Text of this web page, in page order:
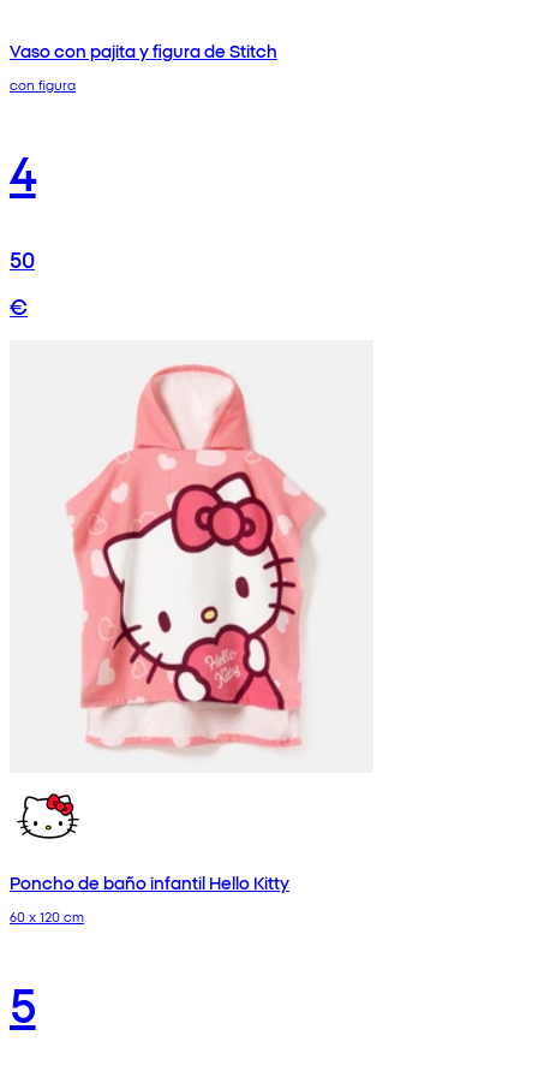
Vaso con pajita y figura de Stitch
con figura
4
50
€
Poncho de baño infantil Hello Kitty
60 x 120 cm
5